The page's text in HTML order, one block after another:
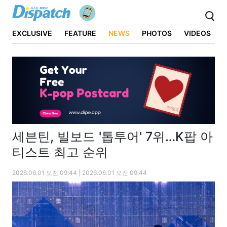
EXCLUSIVE FEATURE NEWS PHOTOS VIDEOS
세븐틴, 빌보드 '톱투어' 7위…K팝 아
티스트 최고 순위
2026.06.01 오전 09:44 | 2026.06.01 오전 09:44